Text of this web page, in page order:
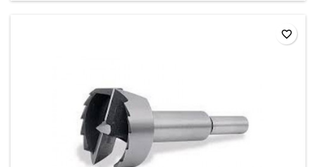
favorite_border